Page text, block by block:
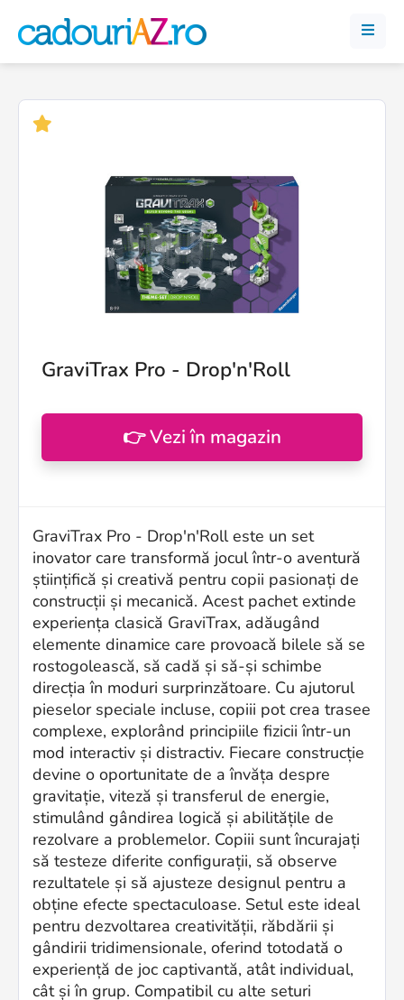
GraviTrax Pro - Drop'n'Roll
👉 Vezi în magazin
GraviTrax Pro - Drop'n'Roll este un set
inovator care transformă jocul într-o aventură
științifică și creativă pentru copii pasionați de
construcții și mecanică. Acest pachet extinde
experiența clasică GraviTrax, adăugând
elemente dinamice care provoacă bilele să se
rostogolească, să cadă și să-și schimbe
direcția în moduri surprinzătoare. Cu ajutorul
pieselor speciale incluse, copiii pot crea trasee
complexe, explorând principiile fizicii într-un
mod interactiv și distractiv. Fiecare construcție
devine o oportunitate de a învăța despre
gravitație, viteză și transferul de energie,
stimulând gândirea logică și abilitățile de
rezolvare a problemelor. Copiii sunt încurajați
să testeze diferite configurații, să observe
rezultatele și să ajusteze designul pentru a
obține efecte spectaculoase. Setul este ideal
pentru dezvoltarea creativității, răbdării și
gândirii tridimensionale, oferind totodată o
experiență de joc captivantă, atât individual,
cât și în grup. Compatibil cu alte seturi